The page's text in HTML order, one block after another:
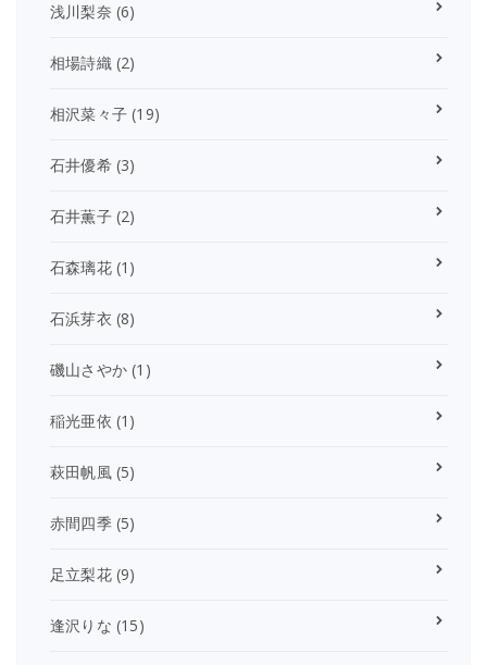
浅川梨奈 (6)
相場詩織(2)
相沢菜々子 (19)
石井優希(3)
石井薫子(2)
石森璃花(1)
石浜芽衣 (8)
磯山さやか (1)
稲光亜依 (1)
萩田帆風(5)
赤間四季(5)
足立梨花(9)
逢沢りな (15)